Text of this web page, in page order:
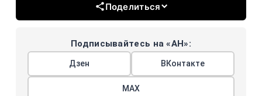
Поделиться
Подписывайтесь на «АН»:
Дзен ВКонтакте
МАХ